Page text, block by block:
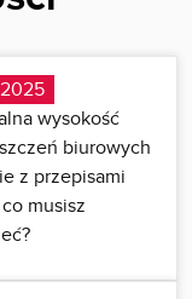
wysokość
biurowych
z przepisami
musisz